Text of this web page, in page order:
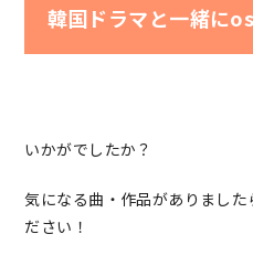
韓国ドラマと一緒に
いかがでしたか？
気になる曲・作品がありまし
ださい！